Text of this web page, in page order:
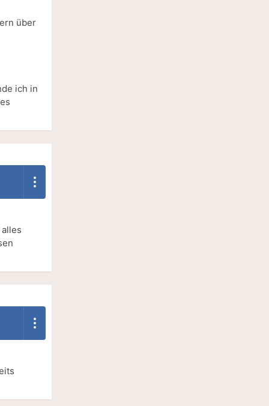
über
ich in